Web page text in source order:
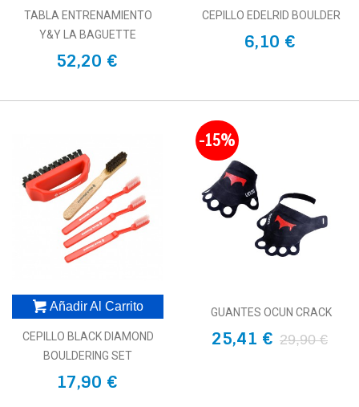
TABLA ENTRENAMIENTO
Y&Y LA BAGUETTE
52,20 €
CEPILLO EDELRID BOULDER
6,10 €
Añadir Al Carrito
CEPILLO BLACK DIAMOND
BOULDERING SET
17,90 €
-15%
GUANTES OCUN CRACK
25,41 € 29,90 €